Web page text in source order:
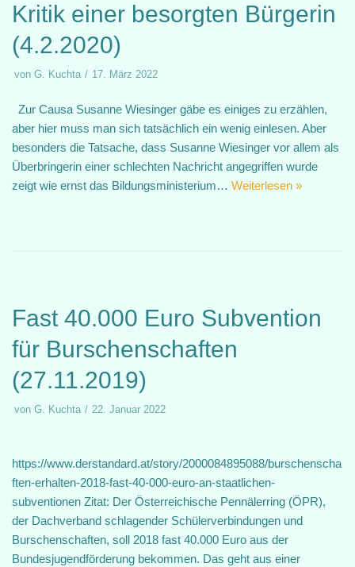
Kritik einer besorgten Bürgerin
(4.2.2020)
von G. Kuchta 17. März 2022
Zur Causa Susanne Wiesinger gäbe es einiges zu erzählen,
aber hier muss man sich tatsächlich ein wenig einlesen. Aber
besonders die Tatsache, dass Susanne Wiesinger vor allem als
Überbringerin einer schlechten Nachricht angegriffen wurde
zeigt wie ernst das Bildungsministerium… Weiterlesen »
Fast 40.000 Euro Subvention
für Burschenschaften
(27.11.2019)
von G. Kuchta 22. Januar 2022
https://www.derstandard.at/story/2000084895088/burschenscha
ften-erhalten-2018-fast-40-000-euro-an-staatlichen-
subventionen Zitat: Der Österreichische Pennälerring (ÖPR),
der Dachverband schlagender Schülerverbindungen und
Burschenschaften, soll 2018 fast 40.000 Euro aus der
Bundesjugendförderung bekommen. Das geht aus einer